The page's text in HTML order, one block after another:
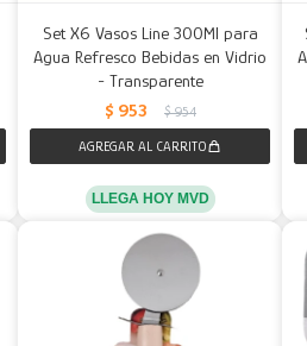
Set X6 Vasos Line 300Ml para
Agua Refresco Bebidas en Vidrio
- Transparente
$ 953 $ 954
LLEGA HOY MVD